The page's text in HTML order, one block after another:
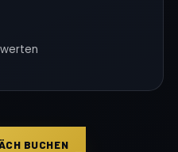
BUCHEN